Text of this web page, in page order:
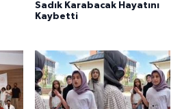
Sadık Karabacak Hayatını
Kaybetti